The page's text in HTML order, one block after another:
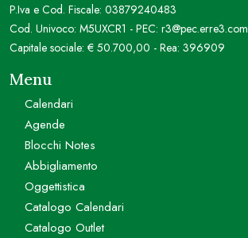
P.Iva e Cod. Fiscale: 03879240483
Cod. Univoco: M5UXCR1 - PEC: r3@pec.erre3.com
Capitale sociale: € 50.700,00 - Rea: 396909
Menu
Calendari
Agende
Blocchi Notes
Abbigliamento
Oggettistica
Catalogo Calendari
Catalogo Outlet